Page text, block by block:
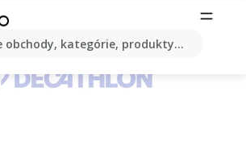
obchody, kategórie, produkty...